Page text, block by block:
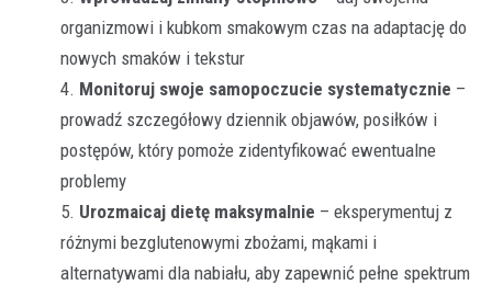
organizmowi i kubkom smakowym czas na adaptację do
nowych smaków i tekstur
Monitoruj swoje samopoczucie systematycznie –
prowadź szczegółowy dziennik objawów, posiłków i
postępów, który pomoże zidentyfikować ewentualne
problemy
Urozmaicaj dietę maksymalnie – eksperymentuj z
różnymi bezglutenowymi zbożami, mąkami i
alternatywami dla nabiału, aby zapewnić pełne spektrum